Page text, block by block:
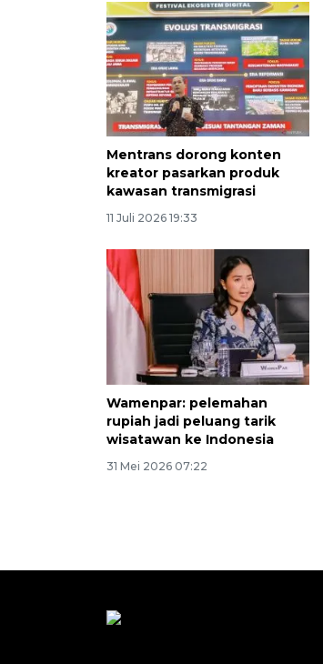
Mentrans dorong konten
kreator pasarkan produk
kawasan transmigrasi
11 Juli 2026 19:33
Wamenpar: pelemahan
rupiah jadi peluang tarik
wisatawan ke Indonesia
31 Mei 2026 07:22